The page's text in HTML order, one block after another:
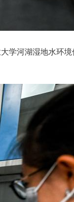
学河湖湿地水环